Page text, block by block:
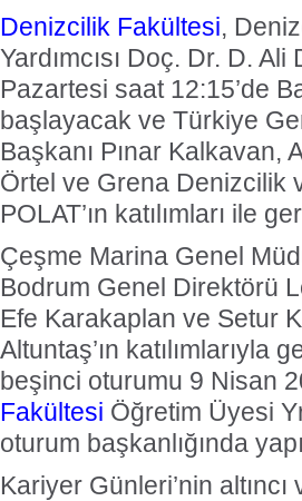
Denizcilik Fakültesi,
Yardımcısı Doç. Dr. D.
Pazartesi saat 12:15’de
başlayacak ve Türkiye
Başkanı Pınar
Örtel ve Grena Denizcilik
POLAT’ın katılımları ile
Çeşme Marina Genel
Bodrum Genel Direktörü
Efe Karakaplan ve Setur
Altuntaş’ın
beşinci oturumu 9 Nisan
Fakültesi Öğretim Üyesi
oturum başkanlığında
Kariyer Günleri’nin